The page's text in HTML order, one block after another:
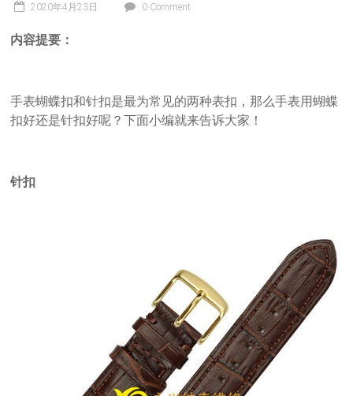
2020年4月23日 0 Comment
内容提要：
手表蝴蝶扣和针扣是最为常见的两种表扣，那么手表用蝴蝶
扣好还是针扣好呢？下面小编就来告诉大家！
针扣